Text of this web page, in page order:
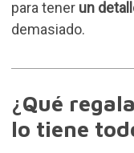
para tener un
demasiado.
¿Qué
lo tiene